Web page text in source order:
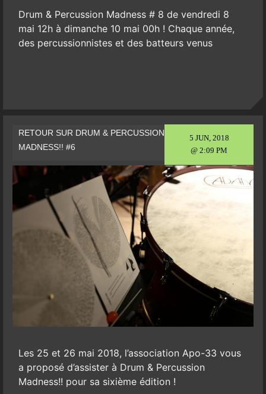
Drum & Percussion Madness # 8 de vendredi 8
mai 12h à dimanche 10 mai 00h ! Chaque année,
des percussionnistes et des batteurs venus
5 JUN, 2018
@ 2:09 PM
RETOUR SUR DRUM & PERCUSSION
MADNESS!! #6
Les 25 et 26 mai 2018, l’association Apo-33 vous
a proposé d’assister à Drum & Percussion
Madness!! pour sa sixième édition !